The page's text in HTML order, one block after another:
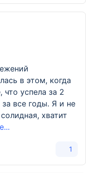
в этом, когда
успела за 2
за все годы. Я и не
хватит
1